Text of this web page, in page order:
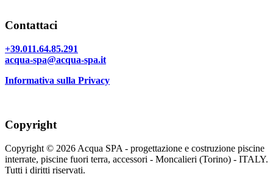
Contattaci
+39.011.64.85.291
acqua-spa@acqua-spa.it
Informativa sulla Privacy
Copyright
Copyright © 2026 Acqua SPA - progettazione e costruzione piscine
interrate, piscine fuori terra, accessori - Moncalieri (Torino) - ITALY.
Tutti i diritti riservati.